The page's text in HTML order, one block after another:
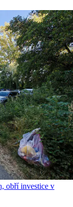
obří investice v